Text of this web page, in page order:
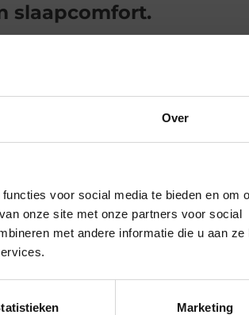
Over
voor social media te bieden en om
onze site met onze partners voor social
met andere informatie die u aan ze
Marketing
slaapcomfort.
Wasbaar
×